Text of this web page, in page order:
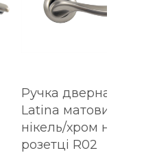
Ручка дверна SIBA
Latina матовий
нікель/хром на
розетці R02